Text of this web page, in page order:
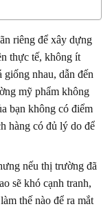
riêng để xây dựng
thực tế, không ít
nhau, dẫn đến
mỹ phẩm không
bạn không có điểm
hàng có đủ lý do để
nếu thị trường đã
sẽ khó cạnh tranh,
thế nào để ra mắt